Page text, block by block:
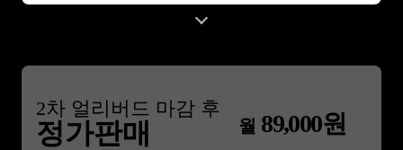
2차 얼리버드 마감 후
정가판매 월 89,000원